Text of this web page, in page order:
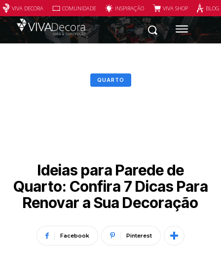
VIVA DECORA COMUNIDADE INSPIRAÇÃO VIVA SHOP
QUARTO
Ideias para Parede de
Quarto: Confira 7 Dicas Para
Renovar a Sua Decoração
Facebook Pinterest